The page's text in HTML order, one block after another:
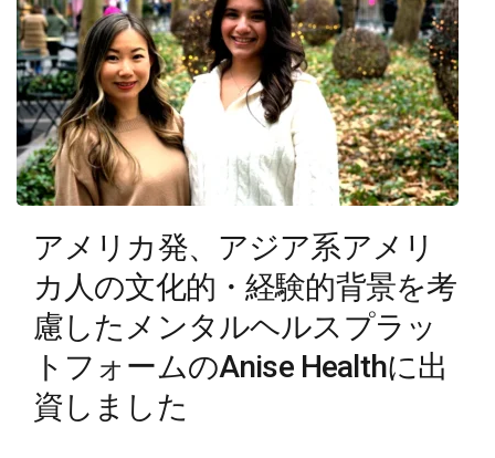
アメリカ発、アジア系アメリ
カ人の文化的・経験的背景を考
慮したメンタルヘルスプラッ
トフォームのAnise Healthに出
資しました